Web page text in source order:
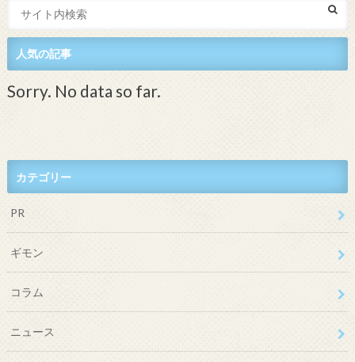
人気の記事
Sorry. No data so far.
カテゴリー
PR
ギモン
コラム
ニュース